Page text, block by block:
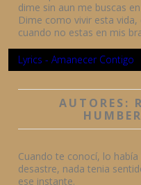
dime sin aun me buscas
Dime como vivir esta
cuando no estas en mis
Lyrics - Amanecer Contigo
AUTORES:
Cuando te conocí, lo
desastre, nada tenia
ese instante.